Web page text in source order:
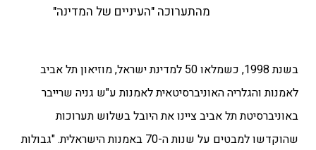
מהתערוכה "העיניים של המדינה"
בשנת 1998, כשמלאו 50 למדינת ישראל, מוזיאון תל אביב
לאמנות והגלריה האוניברסיטאית לאמנות ע"ש גניה שרייבר
באוניברסיטת תל אביב ציינו את היובל בשלוש תערוכות
שהוקדשו למבטים על שנות ה-70 באמנות הישראלית. "גבולות